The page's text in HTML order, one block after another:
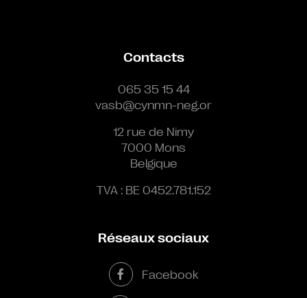
Contacts
065 35 15 44
vasb@cynmn-neg.or
12 rue de Nimy
7000 Mons
Belgique
TVA : BE 0452.781.152
Réseaux sociaux
Facebook